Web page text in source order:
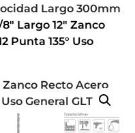
Largo 300mm
Largo 12″ Zanco
Punta 135° Uso